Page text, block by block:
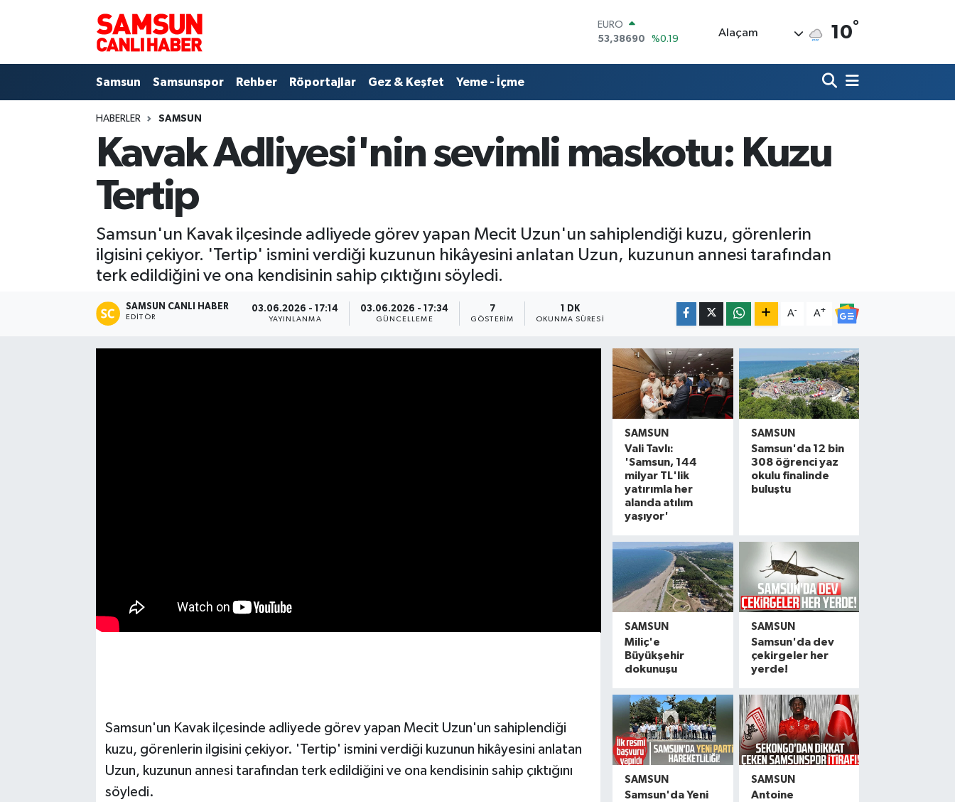
EURO
53,38690
%0.19
79.591,74
%-1.82
DOLAR
Alaçam 10°
Samsun Samsunspor Rehber Röportajlar Gez & Keşfet Yeme - İçme
HABERLER SAMSUN
Kavak Adliyesi'nin sevimli maskotu: Kuzu
Tertip
Samsun'un Kavak ilçesinde adliyede görev yapan Mecit Uzun'un sahiplendiği kuzu, görenlerin
ilgisini çekiyor. 'Tertip' ismini verdiği kuzunun hikâyesini anlatan Uzun, kuzunun annesi tarafından
terk edildiğini ve ona kendisinin sahip çıktığını söyledi.
SAMSUN CANLI HABER
EDITÖR
03.06.2026 - 17:14
YAYINLANMA
03.06.2026 - 17:34
GÜNCELLEME
7
GÖSTERIM
1 DK
OKUNMA SÜRESI
A- A+
Samsun'un Kavak ilçesinde adliyede görev yapan Mecit Uzun'un sahiplendiği
kuzu, görenlerin ilgisini çekiyor. 'Tertip' ismini verdiği kuzunun hikâyesini anlatan
Uzun, kuzunun annesi tarafından terk edildiğini ve ona kendisinin sahip çıktığını
söyledi.
SAMSUN
Vali Tavlı:
'Samsun, 144
milyar TL'lik
yatırımla her
alanda atılım
yaşıyor'
SAMSUN
Samsun'da 12 bin
308 öğrenci yaz
okulu finalinde
buluştu
SAMSUN
Miliç'e
Büyükşehir
dokunuşu
SAMSUN
Samsun'da dev
çekirgeler her
yerde!
SAMSUN
Samsun'da Yeni
SAMSUN
Antoine
Samsunspor
Samsun Nöbetçi Eczaneler
Samsun Hava Durumu
Samsun Trafik Yoğunluk Haritası
Süper Lig Puan Durumu ve Fikstür
Tüm Manşetler
Son Dakika Haberleri
Haber Arşivi